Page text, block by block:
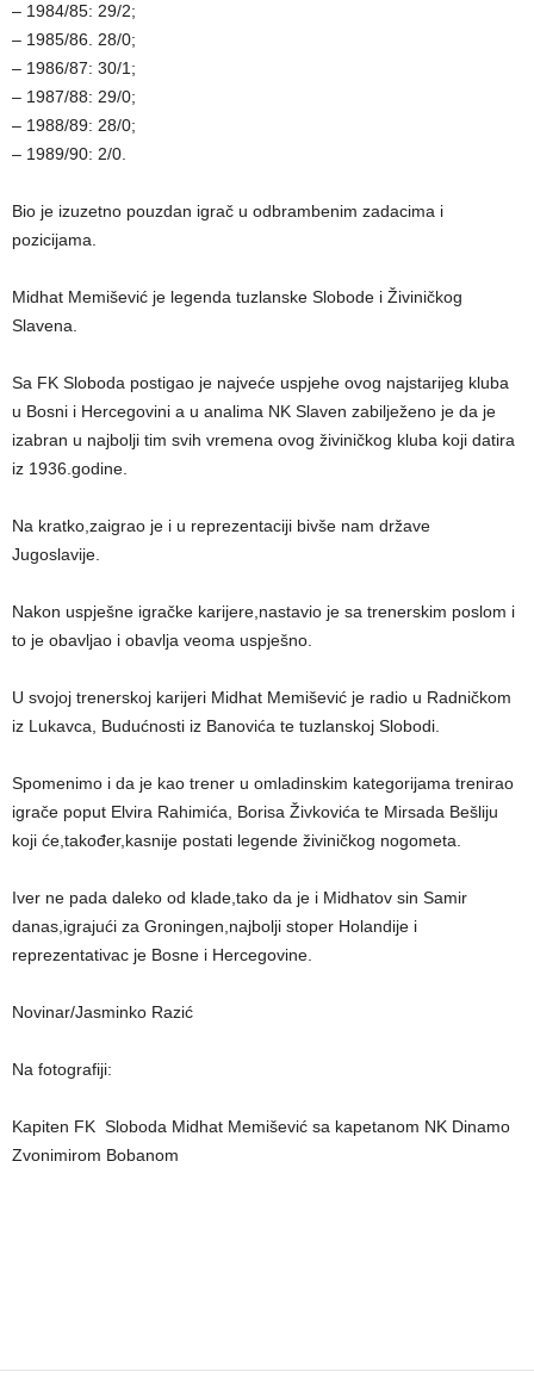
– 1984/85: 29/2;
– 1985/86. 28/0;
– 1986/87: 30/1;
– 1987/88: 29/0;
– 1988/89: 28/0;
– 1989/90: 2/0.
Bio je izuzetno pouzdan igrač u odbrambenim zadacima i
pozicijama.
Midhat Memišević je legenda tuzlanske Slobode i Živiničkog
Slavena.
Sa FK Sloboda postigao je najveće uspjehe ovog najstarijeg kluba
u Bosni i Hercegovini a u analima NK Slaven zabilježeno je da je
izabran u najbolji tim svih vremena ovog živiničkog kluba koji datira
iz 1936.godine.
Na kratko,zaigrao je i u reprezentaciji bivše nam države
Jugoslavije.
Nakon uspješne igračke karijere,nastavio je sa trenerskim poslom i
to je obavljao i obavlja veoma uspješno.
U svojoj trenerskoj karijeri Midhat Memišević je radio u Radničkom
iz Lukavca, Budućnosti iz Banovića te tuzlanskoj Slobodi.
Spomenimo i da je kao trener u omladinskim kategorijama trenirao
igrače poput Elvira Rahimića, Borisa Živkovića te Mirsada Bešliju
koji će,također,kasnije postati legende živiničkog nogometa.
Iver ne pada daleko od klade,tako da je i Midhatov sin Samir
danas,igrajući za Groningen,najbolji stoper Holandije i
reprezentativac je Bosne i Hercegovine.
Novinar/Jasminko Razić
Na fotografiji:
Kapiten FK Sloboda Midhat Memišević sa kapetanom NK Dinamo
Zvonimirom Bobanom